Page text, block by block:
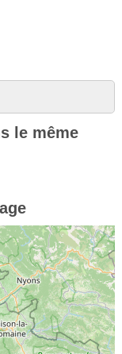
le même